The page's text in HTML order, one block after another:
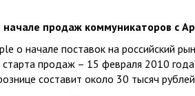
продаж коммуникаторов с
о начале поставок на российский
продаж – 15 февраля 2010
составит около 30 тысяч